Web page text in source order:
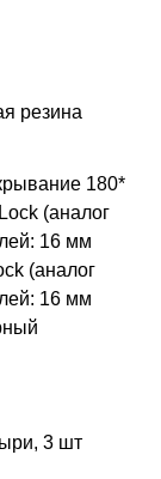
резина
180*
(аналог
16 мм
(аналог
16 мм
3 шт